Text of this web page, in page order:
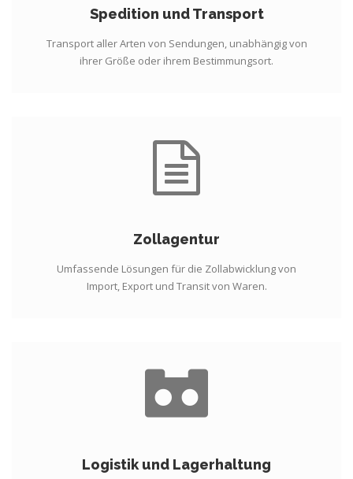
Spedition und Transport
Transport aller Arten von Sendungen, unabhängig von
ihrer Größe oder ihrem Bestimmungsort.
Zollagentur
Umfassende Lösungen für die Zollabwicklung von
Import, Export und Transit von Waren.
Logistik und Lagerhaltung